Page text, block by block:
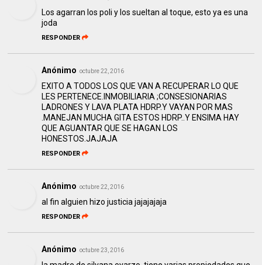
Los agarran los poli y los sueltan al toque, esto ya es una
joda
RESPONDER
Anónimo octubre 22, 2016
EXITO A TODOS LOS QUE VAN A RECUPERAR LO QUE
LES PERTENECE.INMOBILIARIA ;CONSESIONARIAS
LADRONES Y LAVA PLATA HDRP.Y VAYAN POR MAS
.MANEJAN MUCHA GITA ESTOS HDRP..Y ENSIMA HAY
QUE AGUANTAR QUE SE HAGAN LOS
HONESTOS.JAJAJA
RESPONDER
Anónimo octubre 22, 2016
al fin alguien hizo justicia jajajajaja
RESPONDER
Anónimo octubre 23, 2016